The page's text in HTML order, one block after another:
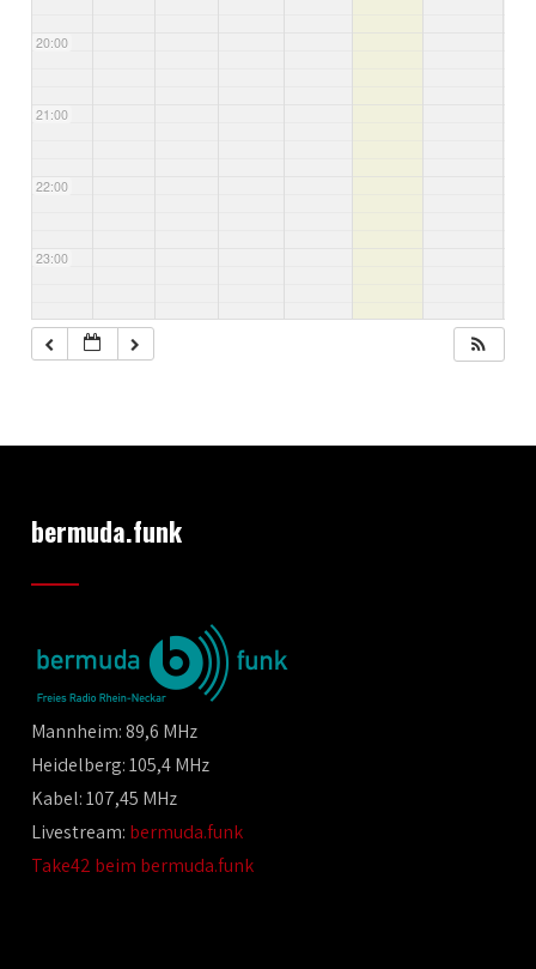
20:00
21:00
22:00
23:00
bermuda.funk
Mannheim: 89,6 MHz
Heidelberg: 105,4 MHz
Kabel: 107,45 MHz
Livestream: bermuda.funk
Take42 beim bermuda.funk